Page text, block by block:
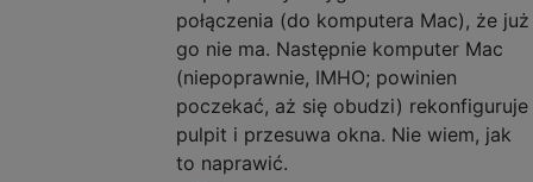
połączenia (do komputera Mac), że już
go nie ma. Następnie komputer Mac
(niepoprawnie, IMHO; powinien
poczekać, aż się obudzi) rekonfiguruje
pulpit i przesuwa okna. Nie wiem, jak
to naprawić.